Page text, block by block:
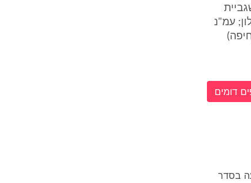
עמ"נ
דומים
תביעה בסדר